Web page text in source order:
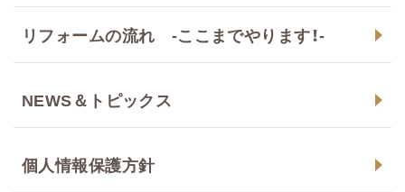
リフォームの流れ -ここまでやります！-
NEWS＆トピックス
個人情報保護方針